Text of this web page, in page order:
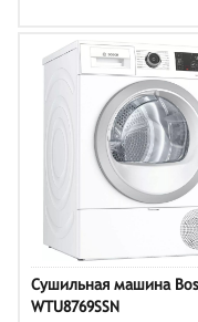
Сушильная машина
WTU8769SSN